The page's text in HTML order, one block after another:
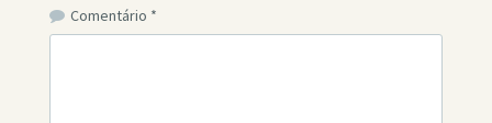
Comentário *